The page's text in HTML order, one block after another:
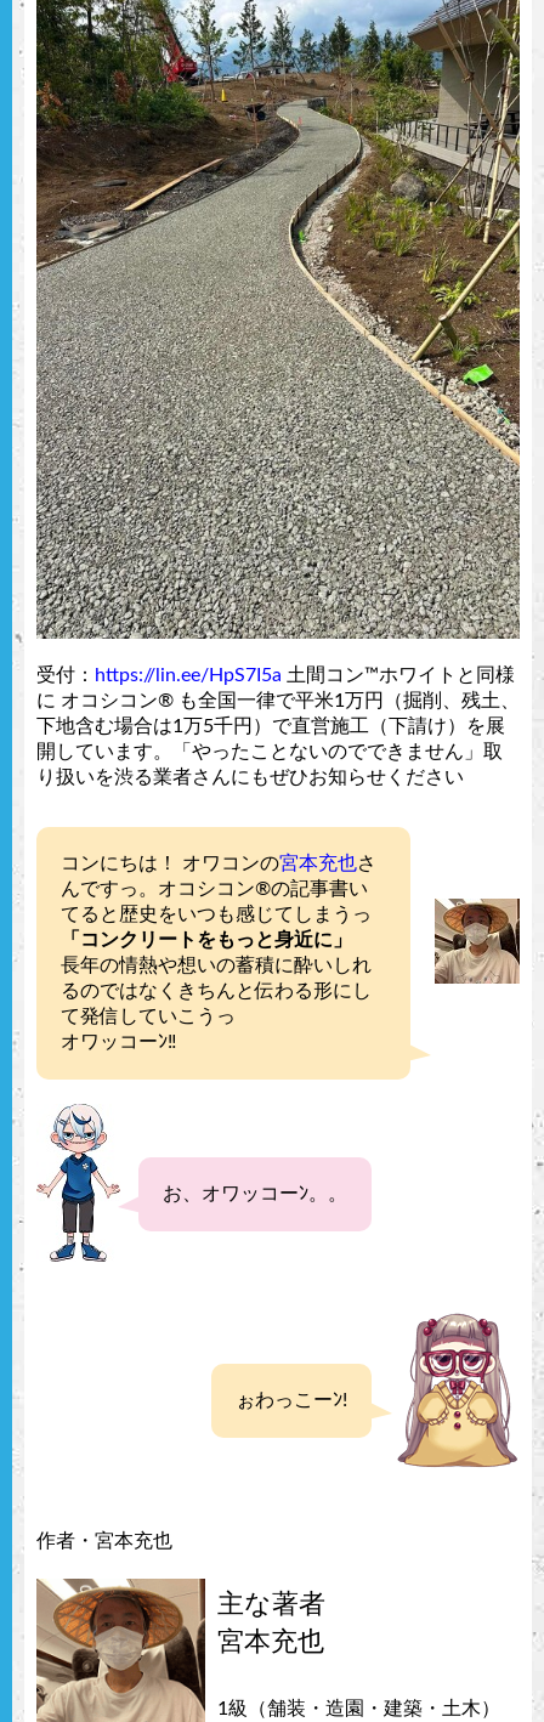
受付： https://lin.ee/HpS7I5a 土間コン™︎ホワイトと同様
に オコシコン®︎ も全国一律で平米1万円（掘削、残土、
下地含む場合は1万5千円）で直営施工（下請け）を展
開しています。「やったことないのでできません」取
り扱いを渋る業者さんにもぜひお知らせください
コンにちは！ オワコンの宮本充也さ
んですっ。オコシコン®︎の記事書い
てると歴史をいつも感じてしまうっ
「コンクリートをもっと身近に」
長年の情熱や想いの蓄積に酔いしれ
るのではなくきちんと伝わる形にし
て発信していこうっ
オワッコーﾝ‼︎
お、オワッコーﾝ。。
ぉわっこーﾝ!
作者・宮本充也
主な著者
宮本充也
1級（舗装・造園・建築・土木）